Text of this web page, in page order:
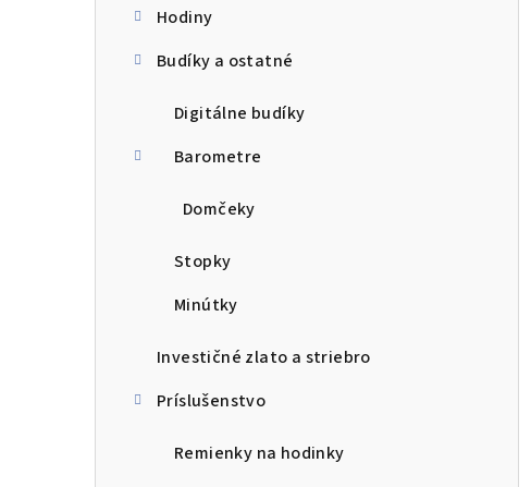
Hodiny
Budíky a ostatné
Digitálne budíky
Barometre
Domčeky
Stopky
Minútky
Investičné zlato a striebro
Príslušenstvo
Remienky na hodinky